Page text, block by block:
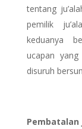
tentang
pemilik
keduanya
ucapan
disuruh
Pembatalan